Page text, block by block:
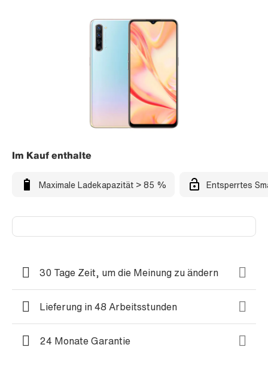
Im Kauf enthalte
Maximale Ladekapazität > 85 % Entsperrtes
30 Tage Zeit, um die Meinung zu ändern
Lieferung in 48 Arbeitsstunden
24 Monate Garantie